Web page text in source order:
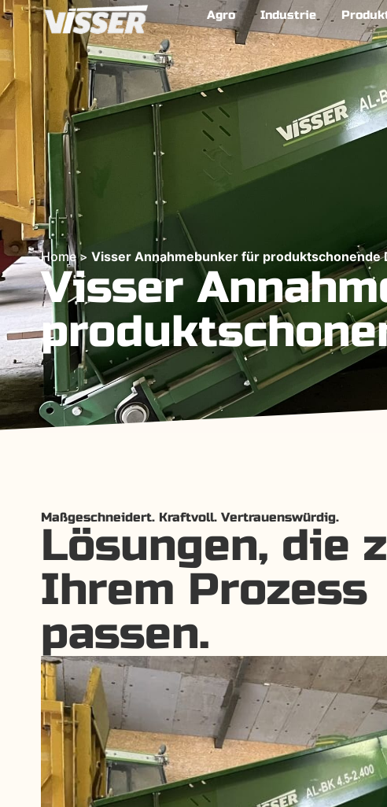
Agro Industrie
Home> Visser Annahmebunker für produktschonende
Visser
Maßgeschneidert. Kraftvoll. Vertrauenswürdig.
Lösungen, die
Ihrem Prozess
passen.